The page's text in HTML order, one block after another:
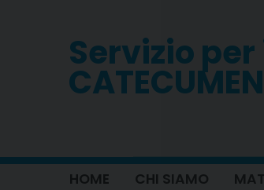
Servizio per
HOME CHI SIAMO